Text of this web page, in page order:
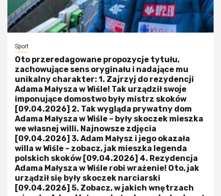
Sport
Oto przeredagowane propozycje tytułu,
zachowujące sens oryginału i nadające mu
unikalny charakter: 1. Zajrzyj do rezydencji
Adama Małysza w Wiśle! Tak urządził swoje
imponujące domostwo były mistrz skoków
[09.04.2026] 2. Tak wygląda prywatny dom
Adama Małysza w Wiśle – były skoczek mieszka
we własnej willi. Najnowsze zdjęcia
[09.04.2026] 3. Adam Małysz i jego okazała
willa w Wiśle – zobacz, jak mieszka legenda
polskich skoków [09.04.2026] 4. Rezydencja
Adama Małysza w Wiśle robi wrażenie! Oto, jak
urządził się były skoczek narciarski
[09.04.2026] 5. Zobacz, w jakich wnętrzach